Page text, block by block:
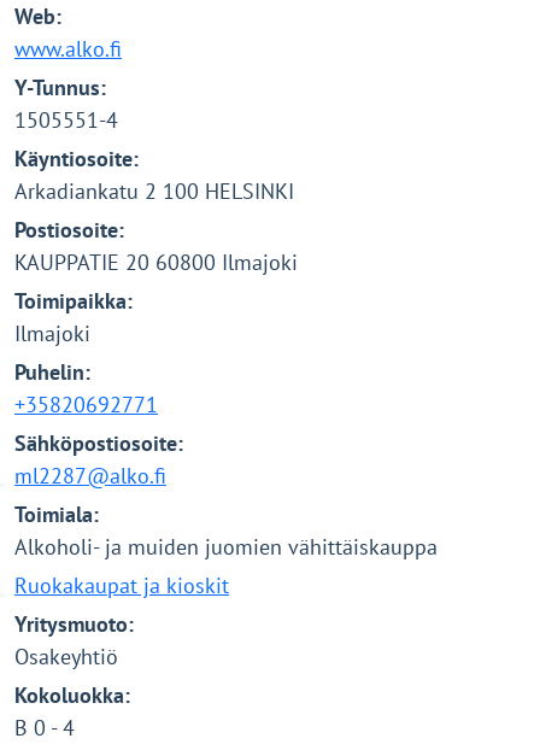
Web:
www.alko.fi
Y-Tunnus:
1505551-4
Käyntiosoite:
Arkadiankatu 2 100 HELSINKI
Postiosoite:
KAUPPATIE 20 60800 Ilmajoki
Toimipaikka:
Ilmajoki
Puhelin:
+35820692771
Sähköpostiosoite:
ml2287@alko.fi
Toimiala:
Alkoholi- ja muiden juomien vähittäiskauppa
Ruokakaupat ja kioskit
Yritysmuoto:
Osakeyhtiö
Kokoluokka:
B 0 - 4